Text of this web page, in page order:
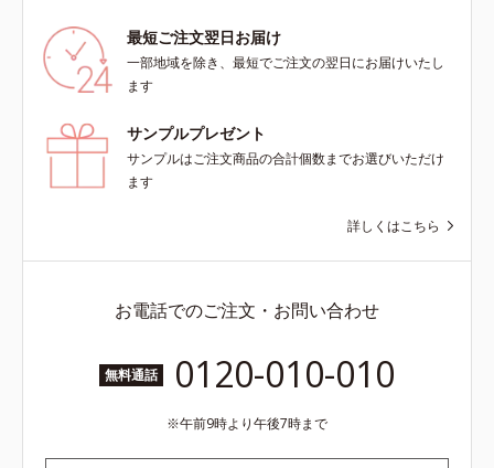
最短ご注文翌日お届け
一部地域を除き、最短でご注文の翌日にお届けいたし
ます
サンプルプレゼント
サンプルはご注文商品の合計個数までお選びいただけ
ます
詳しくはこちら
お電話でのご注文・お問い合わせ
無料通話 0120-010-010
午前9時より午後7時まで